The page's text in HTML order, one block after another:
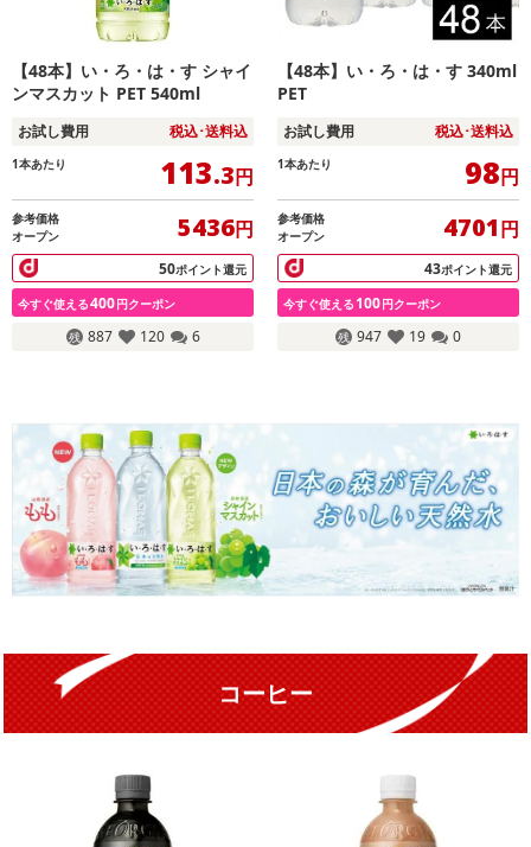
【48本】い・ろ・は・す シャイ
ンマスカット PET 540ml
お試し費用 税込･送料込
1本あたり 113.3円
参考価格
オープン
5436円
50ポイント還元
今すぐ使える400円クーポン
887 120 6
【48本】い・ろ・は・す 340ml
PET
お試し費用 税込･送料込
1本あたり 98円
参考価格
オープン
4701円
43ポイント還元
今すぐ使える 100円クーポン
947 19 0
コーヒー